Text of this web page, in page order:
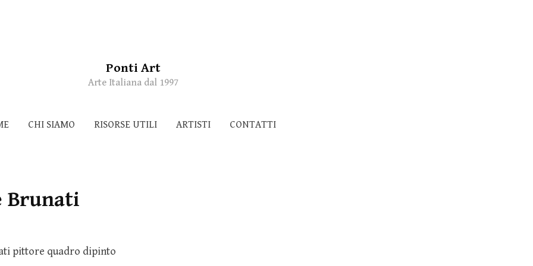
Ponti Art
Arte Italiana dal 1997
CHI SIAMO RISORSE UTILI ARTISTI CONTATTI
Brunati